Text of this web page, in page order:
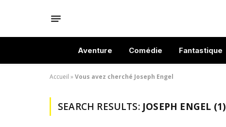
Aventure Comédie Fantastique
Accueil »Vous avez cherché Joseph Engel
SEARCH RESULTS: JOSEPH ENGEL (1)